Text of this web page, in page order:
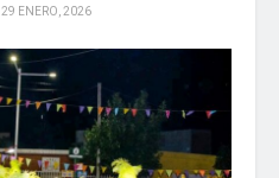
29 ENERO, 2026